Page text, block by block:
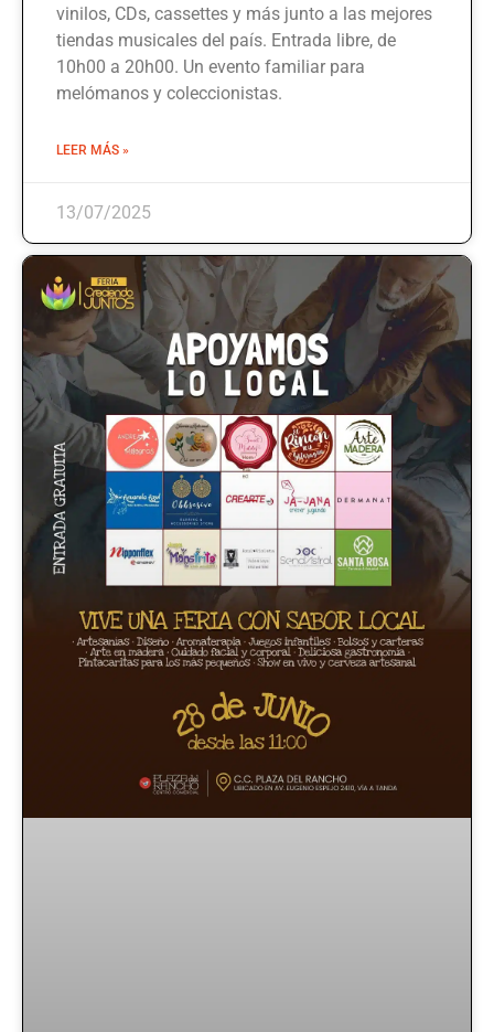
vinilos, CDs, cassettes y más junto a las mejores
tiendas musicales del país. Entrada libre, de
10h00 a 20h00. Un evento familiar para
melómanos y coleccionistas.
LEER MÁS »
13/07/2025